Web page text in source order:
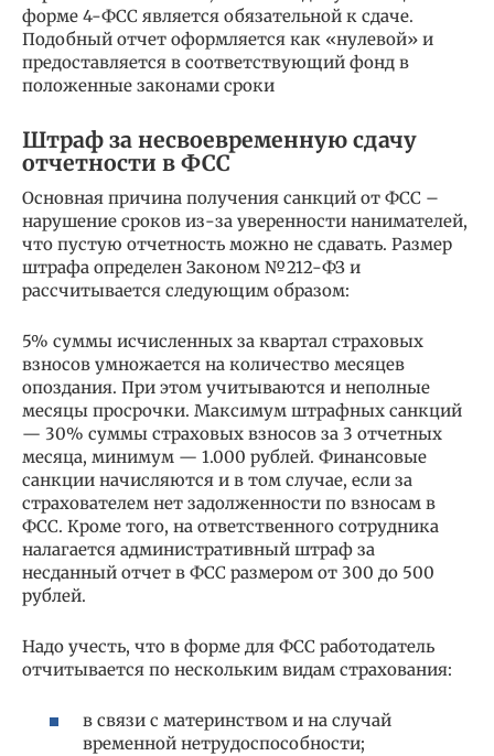
форме 4-ФСС является обязательной к сдаче.
Подобный отчет оформляется как «нулевой» и
предоставляется в соответствующий фонд в
положенные законами сроки
Штраф за несвоевременную сдачу
отчетности в ФСС
Основная причина получения санкций от ФСС –
нарушение сроков из-за уверенности нанимателей,
что пустую отчетность можно не сдавать. Размер
штрафа определен Законом №212-ФЗ и
рассчитывается следующим образом:
5% суммы исчисленных за квартал страховых
взносов умножается на количество месяцев
опоздания. При этом учитываются и неполные
месяцы просрочки. Максимум штрафных санкций
— 30% суммы страховых взносов за 3 отчетных
месяца, минимум — 1.000 рублей. Финансовые
санкции начисляются и в том случае, если за
страхователем нет задолженности по взносам в
ФСС. Кроме того, на ответственного сотрудника
налагается административный штраф за
несданный отчет в ФСС размером от 300 до 500
рублей.
Надо учесть, что в форме для ФСС работодатель
отчитывается по нескольким видам страхования:
в связи с материнством и на случай
временной нетрудоспособности;